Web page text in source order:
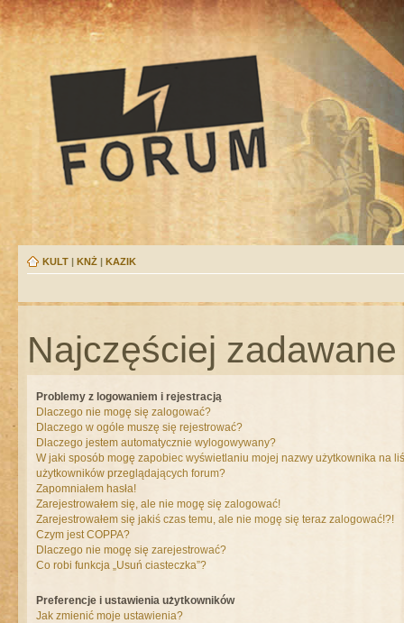
KULT | KNŻ | KAZIK
Najczęściej
Problemy z logowaniem i rejestracją
Dlaczego nie mogę się zalogować?
Dlaczego w ogóle muszę się rejestrować?
Dlaczego jestem automatycznie wylogowywany?
W jaki sposób mogę zapobiec wyświetlaniu mojej nazwy użytkownika na
użytkowników przeglądających forum?
Zapomniałem hasła!
Zarejestrowałem się, ale nie mogę się zalogować!
Zarejestrowałem się jakiś czas temu, ale nie mogę się teraz zalogować!?!
Czym jest COPPA?
Dlaczego nie mogę się zarejestrować?
Co robi funkcja „Usuń ciasteczka”?
Preferencje i ustawienia użytkowników
Jak zmienić moje ustawienia?